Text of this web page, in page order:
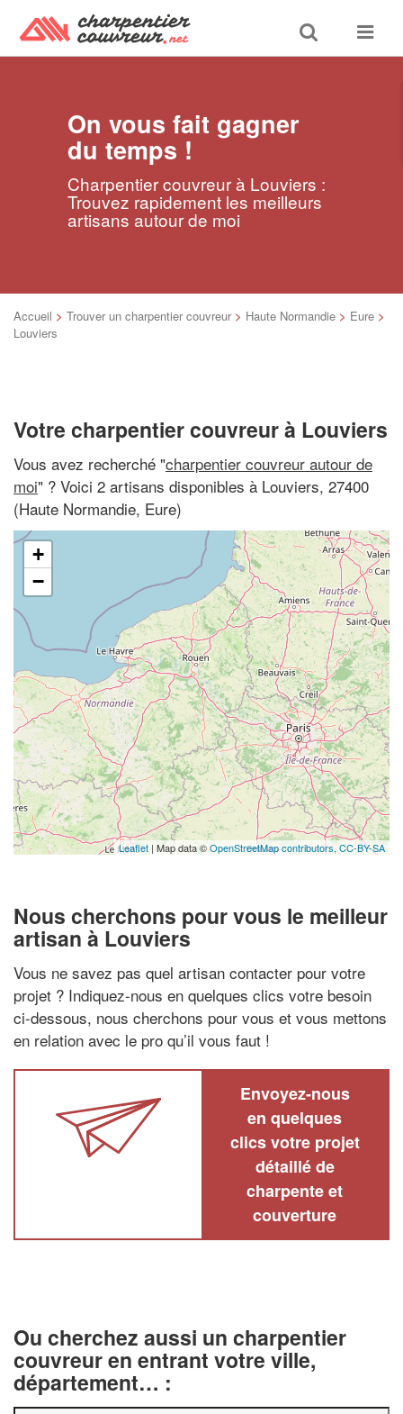
Toggle
search
Toggle
On vous fait gagner
du temps !
Charpentier couvreur à Louviers :
Trouvez rapidement les meilleurs
artisans autour de moi
Accueil > Trouver un charpentier couvreur > Haute Normandie > Eure >
Louviers
Votre charpentier couvreur à Louviers
Vous avez recherché "charpentier couvreur autour de
moi" ? Voici 2 artisans disponibles à Louviers, 27400
(Haute Normandie, Eure)
+
−
Leaflet | Map data ©OpenStreetMap contributors, CC-BY-SA
Nous cherchons pour vous le meilleur
artisan à Louviers
Vous ne savez pas quel artisan contacter pour votre
projet ? Indiquez-nous en quelques clics votre besoin
ci-dessous, nous cherchons pour vous et vous mettons
en relation avec le pro qu’il vous faut !
Envoyez-nous
en quelques
clics votre projet
détaillé de
charpente et
couverture
Ou cherchez aussi un charpentier
couvreur en entrant votre ville,
département… :